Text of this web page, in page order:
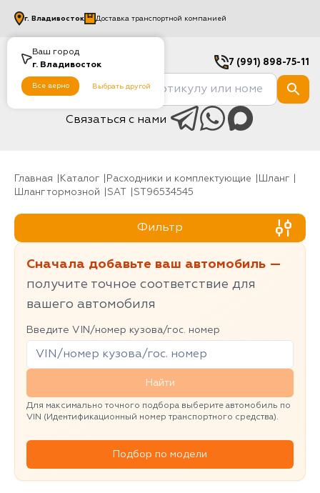
Ваш город
г. Владивосток
Все верно Выбрать другой
г. Владивосток Доставка транспортной компанией
7 (991) 898-75-11
Связаться с нами
Главная Каталог Расходники и комплектующие
шланг
Шланг тормозной
SAT ST96534545
Фильтр
Сначала добавьте ваш автомобиль —
получите точное соответствие для
вашего автомобиля
Введите VIN/номер кузова/гос. номер
Найти
Для максимально точного подбора выберите автомобиль по
VIN (Идентификационный номер транспортного средства).
Подбор по модели